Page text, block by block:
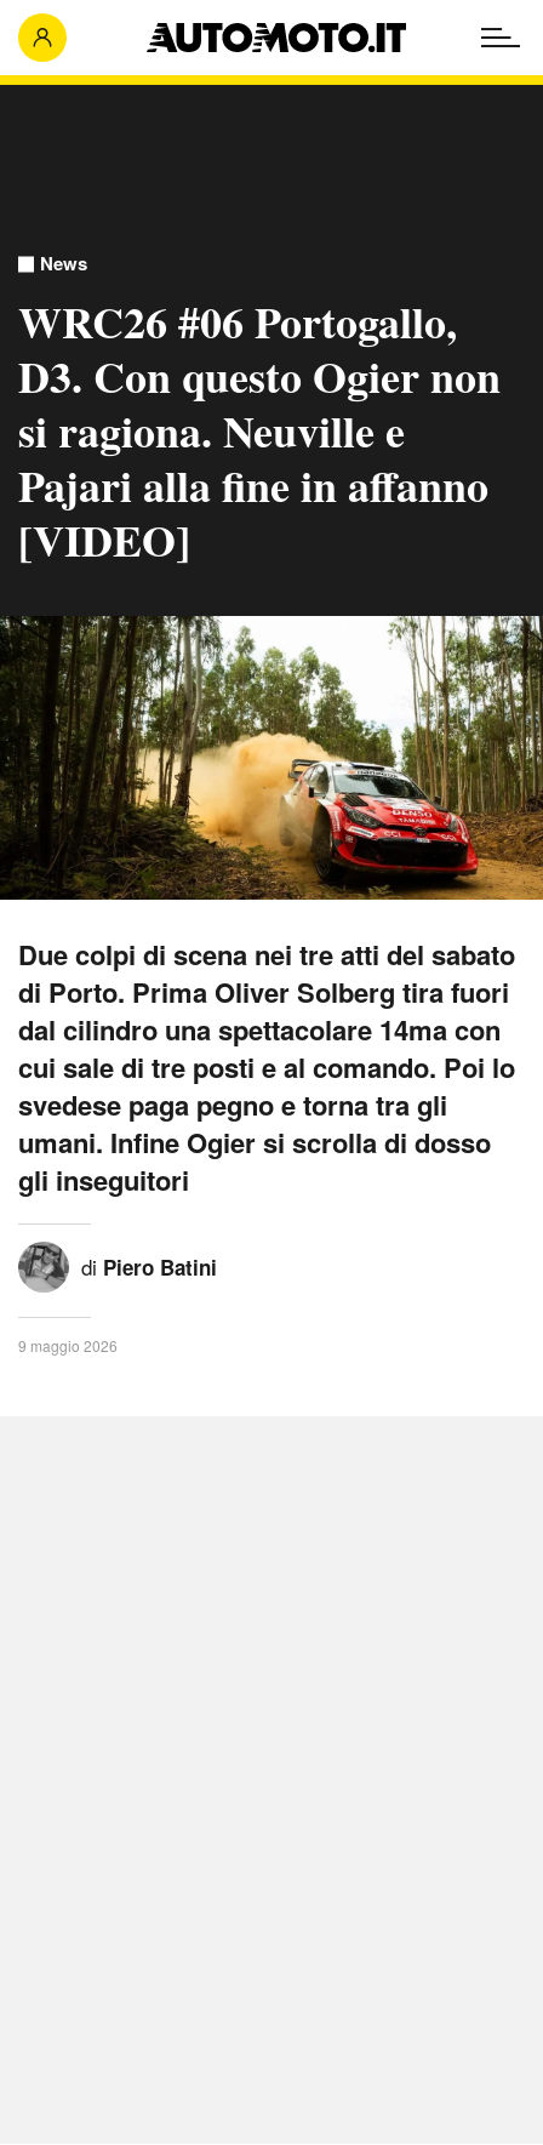
News
WRC26 #06 Portogallo,
D3. Con questo Ogier non
si ragiona. Neuville e
Pajari alla fine in affanno
[VIDEO]
Due colpi di scena nei tre atti del sabato
di Porto. Prima Oliver Solberg tira fuori
dal cilindro una spettacolare 14ma con
cui sale di tre posti e al comando. Poi lo
svedese paga pegno e torna tra gli
umani. Infine Ogier si scrolla di dosso
gli inseguitori
di Piero Batini
9 maggio 2026